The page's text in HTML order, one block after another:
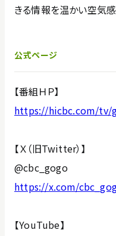
きる情報を温かい空気感
公式ページ
【番組ＨＰ】
https://hicbc.com/tv/
【Ｘ（旧Twitter）】
@cbc_gogo
https://x.com/
【YouTube】